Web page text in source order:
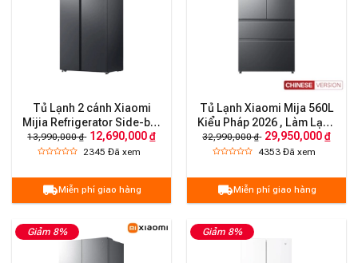
Tủ Lạnh 2 cánh Xiaomi
Mijia Refrigerator Side-by-
Side 635L – Bản quốc tế
13,990,000 ₫ 12,690,000 ₫
2345 Đã xem
Miễn phí giao hàng
Tủ Lạnh Xiaomi Mija 560L
Kiểu Pháp 2026 , Làm Lạnh
Kép , Làm Đá Tự Động
32,990,000 ₫ 29,950,000 ₫
4353 Đã xem
Miễn phí giao hàng
Giảm 8% Giảm 8%